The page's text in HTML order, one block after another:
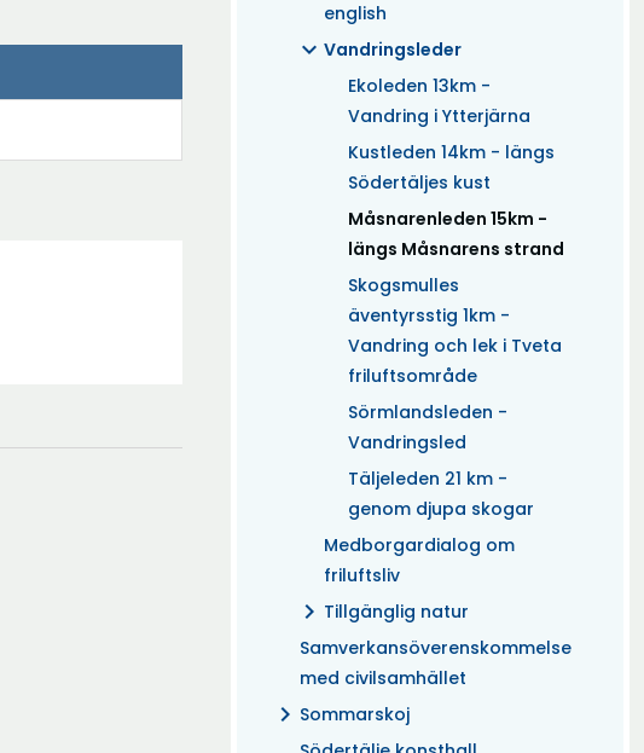
english
expand_more Vandringsleder
Ekoleden 13km -
Vandring i Ytterjärna
Kustleden 14km - längs
Södertäljes kust
Måsnarenleden 15km -
längs Måsnarens strand
(Aktuell)
Skogsmulles
äventyrsstig 1km -
Vandring och lek i Tveta
friluftsområde
Sörmlandsleden -
Vandringsled
Täljeleden 21 km -
genom djupa skogar
Medborgardialog om
friluftsliv
chevron_right Tillgänglig natur
Samverkansöverenskommelse
med civilsamhället
chevron_right Sommarskoj